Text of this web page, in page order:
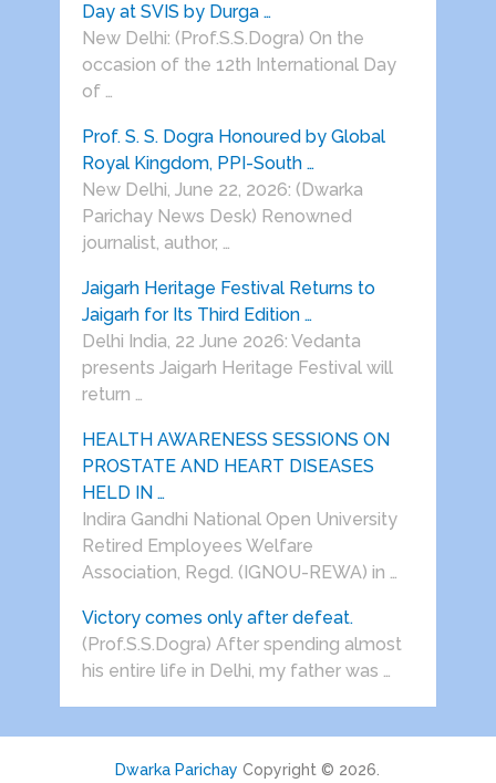
Day at SVIS by Durga …
New Delhi: (Prof.S.S.Dogra) On the
occasion of the 12th International Day
of …
Prof. S. S. Dogra Honoured by Global
Royal Kingdom, PPI-South …
New Delhi, June 22, 2026: (Dwarka
Parichay News Desk) Renowned
journalist, author, …
Jaigarh Heritage Festival Returns to
Jaigarh for Its Third Edition …
Delhi India, 22 June 2026: Vedanta
presents Jaigarh Heritage Festival will
return …
HEALTH AWARENESS SESSIONS ON
PROSTATE AND HEART DISEASES
HELD IN …
Indira Gandhi National Open University
Retired Employees Welfare
Association, Regd. (IGNOU-REWA) in …
Victory comes only after defeat.
(Prof.S.S.Dogra) After spending almost
his entire life in Delhi, my father was …
Dwarka Parichay Copyright © 2026.